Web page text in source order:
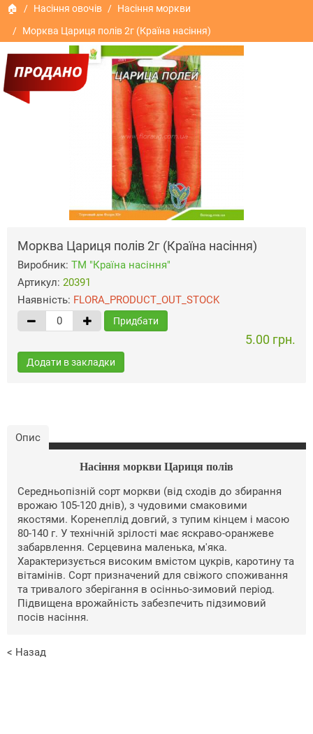
🏠 Насіння овочів
Насіння моркви
Морква Цариця полів 2г (Країна насіння)
Морква Цариця полів 2г (Країна насіння)
Виробник: ТМ "Країна насіння"
Артикул: 20391
Наявність: FLORA_PRODUCT_OUT_STOCK
Придбати
5.00 грн.
Додати в закладки
Опис
Насіння моркви Цариця полів
Середньопізній сорт моркви (від сходів до збирання
врожаю 105-120 днів), з чудовими смаковими
якостями. Коренеплід довгий, з тупим кінцем і масою
80-140 г. У технічній зрілості має яскраво-оранжеве
забарвлення. Серцевина маленька, м'яка.
Характеризується високим вмістом цукрів, каротину та
вітамінів. Сорт призначений для свіжого споживання
та тривалого зберігання в осінньо-зимовий період.
Підвищена врожайність забезпечить підзимовий
посів насіння.
< Назад